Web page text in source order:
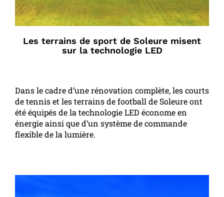
Les terrains de sport de Soleure misent
sur la technologie LED
Dans le cadre d’une rénovation complète, les courts
de tennis et les terrains de football de Soleure ont
été équipés de la technologie LED économe en
énergie ainsi que d’un système de commande
flexible de la lumière.